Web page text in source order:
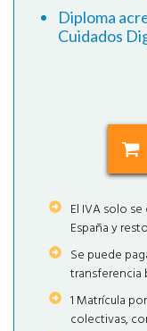
Diploma
Cuidados
El IVA solo
España y
Se puede
transferencia
1 Matrícula
colectivas,